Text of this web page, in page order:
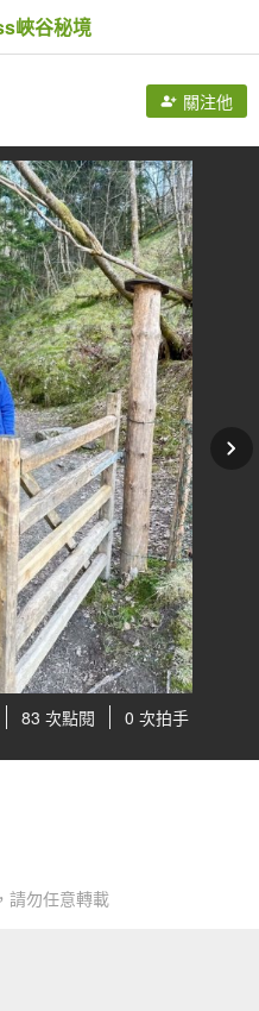
峽谷秘境
關注他
83 次點閱 0 次拍手
請勿任意轉載